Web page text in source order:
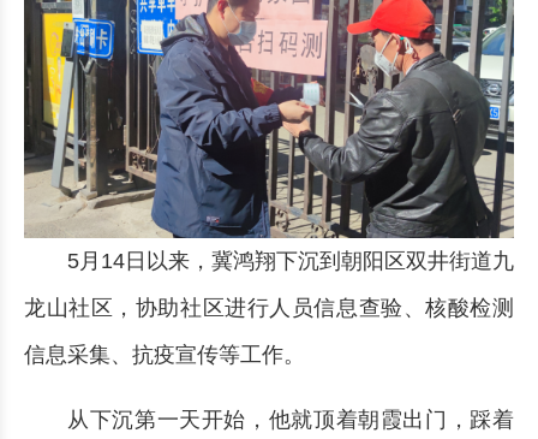
5月14日以来，冀鸿翔下沉到朝阳区双井街道九
龙山社区，协助社区进行人员信息查验、核酸检测
信息采集、抗疫宣传等工作。
从下沉第一天开始，他就顶着朝霞出门，踩着